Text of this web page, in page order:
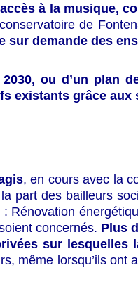
à la musique,
de
sur demande des
ou d’un plan
existants grâce
, en cours avec la
part des bailleurs
: Rénovation
concernés. Plus
sur lesquelles
même lorsqu’ils ont